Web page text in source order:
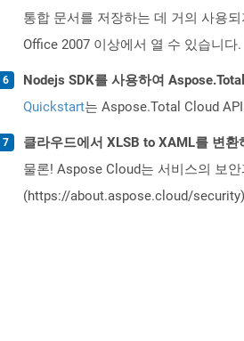
통합 문서를 저장하는 데 거의 사용
Office 2007 이상에서 열 수 있습니다.
Nodejs SDK를 사용하여
Quickstart는 Aspose.Total Cloud
클라우드에서 XLSB to XAML를 변
물론! Aspose Cloud는 서비스의 보
(https://about.aspose.cloud/